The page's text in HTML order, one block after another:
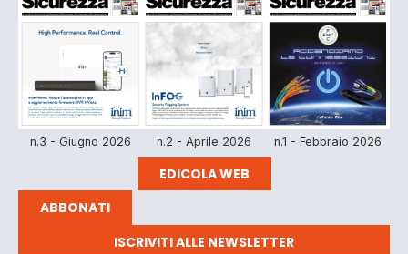
n.3 - Giugno 2026 n.2 - Aprile 2026 n.1 - Febbraio 2026
EDICOLA WEB
ABBONATI
ISCRIVITI ALLE NEWSLETTER